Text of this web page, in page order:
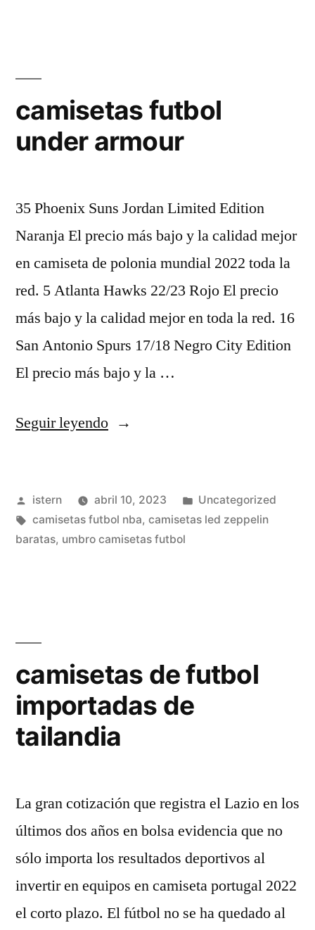
camisetas futbol
under armour
35 Phoenix Suns Jordan Limited Edition
Naranja El precio más bajo y la calidad mejor
en camiseta de polonia mundial 2022 toda la
red. 5 Atlanta Hawks 22/23 Rojo El precio
más bajo y la calidad mejor en toda la red. 16
San Antonio Spurs 17/18 Negro City Edition
El precio más bajo y la …
Seguir leyendo«camisetas
armour»
Publicado
por
istern abril 10, 2023
Publicado
en
Uncategorized
Etiquetas:
camisetas futbol nba, camisetas led zeppelin
baratas, umbro camisetas futbol
camisetas de futbol
importadas de
tailandia
La gran cotización que registra el Lazio en los
últimos dos años en bolsa evidencia que no
sólo importa los resultados deportivos al
invertir en equipos en camiseta portugal 2022
el corto plazo. El fútbol no se ha quedado al